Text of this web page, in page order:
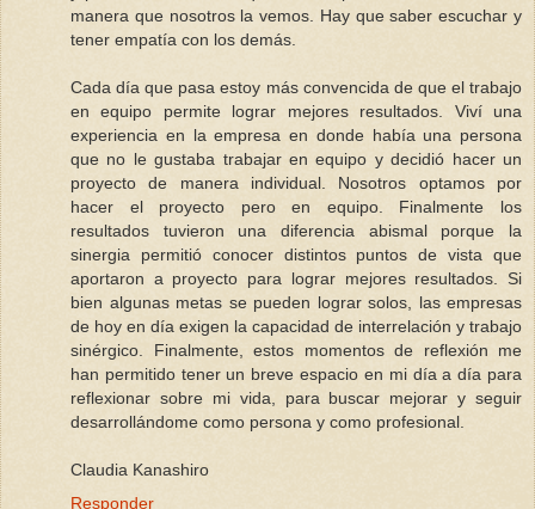
manera que nosotros la vemos. Hay que saber escuchar y
tener empatía con los demás.
Cada día que pasa estoy más convencida de que el trabajo
en equipo permite lograr mejores resultados. Viví una
experiencia en la empresa en donde había una persona
que no le gustaba trabajar en equipo y decidió hacer un
proyecto de manera individual. Nosotros optamos por
hacer el proyecto pero en equipo. Finalmente los
resultados tuvieron una diferencia abismal porque la
sinergia permitió conocer distintos puntos de vista que
aportaron a proyecto para lograr mejores resultados. Si
bien algunas metas se pueden lograr solos, las empresas
de hoy en día exigen la capacidad de interrelación y trabajo
sinérgico. Finalmente, estos momentos de reflexión me
han permitido tener un breve espacio en mi día a día para
reflexionar sobre mi vida, para buscar mejorar y seguir
desarrollándome como persona y como profesional.
Claudia Kanashiro
Responder